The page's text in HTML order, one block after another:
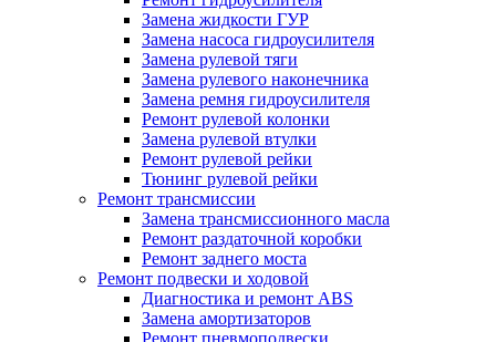
Замена жидкости ГУР
Замена насоса гидроусилителя
Замена рулевой тяги
Замена рулевого наконечника
Замена ремня гидроусилителя
Ремонт рулевой колонки
Замена рулевой втулки
Ремонт рулевой рейки
Тюнинг рулевой рейки
Ремонт трансмиссии
Замена трансмиссионного масла
Ремонт раздаточной коробки
Ремонт заднего моста
Ремонт подвески и ходовой
Диагностика и ремонт ABS
Замена амортизаторов
Ремонт пневмоподвески